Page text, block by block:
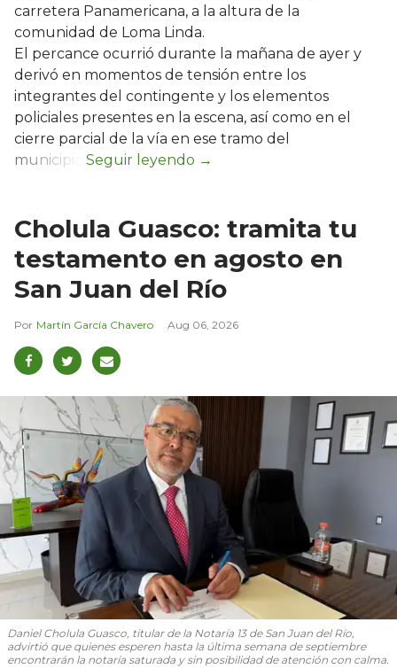
carretera Panamericana, a la altura de la
comunidad de Loma Linda.
El percance ocurrió durante la mañana de ayer y
derivó en momentos de tensión entre los
integrantes del contingente y los elementos
policiales presentes en la escena, así como en el
cierre parcial de la vía en ese tramo del
municipio.
Cholula Guasco: tramita tu
testamento en agosto en
San Juan del Río
Martín García Chavero Aug 06, 2026
Daniel Cholula Guasco, titular de la Notaría 13 de San Juan del Río,
advirtió que quienes esperen hasta la última semana de septiembre
encontrarán la notaría saturada y sin posibilidad de atención con calma.